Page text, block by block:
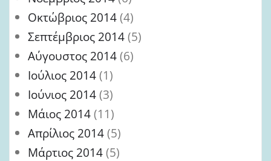
Οκτώβριος 2014(4)
Σεπτέμβριος 2014(5)
Αύγουστος 2014(6)
Ιούλιος 2014(1)
Ιούνιος 2014(3)
Μάιος 2014(11)
Απρίλιος 2014(5)
Μάρτιος 2014(5)